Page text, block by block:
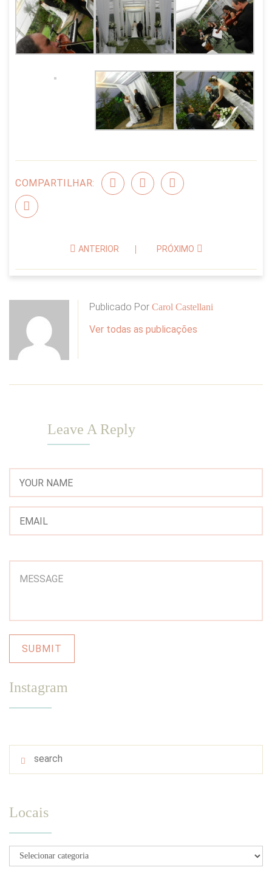
COMPARTILHAR:
ANTERIOR PRÓXIMO
Publicado Por Carol Castellani
Ver todas as publicações
Leave A Reply
Instagram
Locais